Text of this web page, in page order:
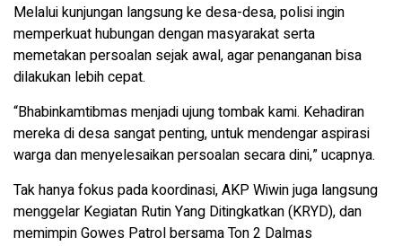
Melalui kunjungan langsung ke desa-desa, polisi ingin
memperkuat hubungan dengan masyarakat serta
memetakan persoalan sejak awal, agar penanganan bisa
dilakukan lebih cepat.
“Bhabinkamtibmas menjadi ujung tombak kami. Kehadiran
mereka di desa sangat penting, untuk mendengar aspirasi
warga dan menyelesaikan persoalan secara dini,” ucapnya.
Tak hanya fokus pada koordinasi, AKP Wiwin juga langsung
menggelar Kegiatan Rutin Yang Ditingkatkan (KRYD), dan
memimpin Gowes Patrol bersama Ton 2 Dalmas